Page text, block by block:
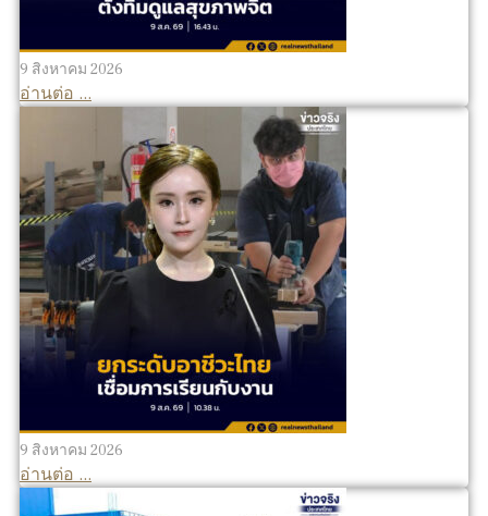
9 สิงหาคม 2026
อ่านต่อ ...
9 สิงหาคม 2026
อ่านต่อ ...